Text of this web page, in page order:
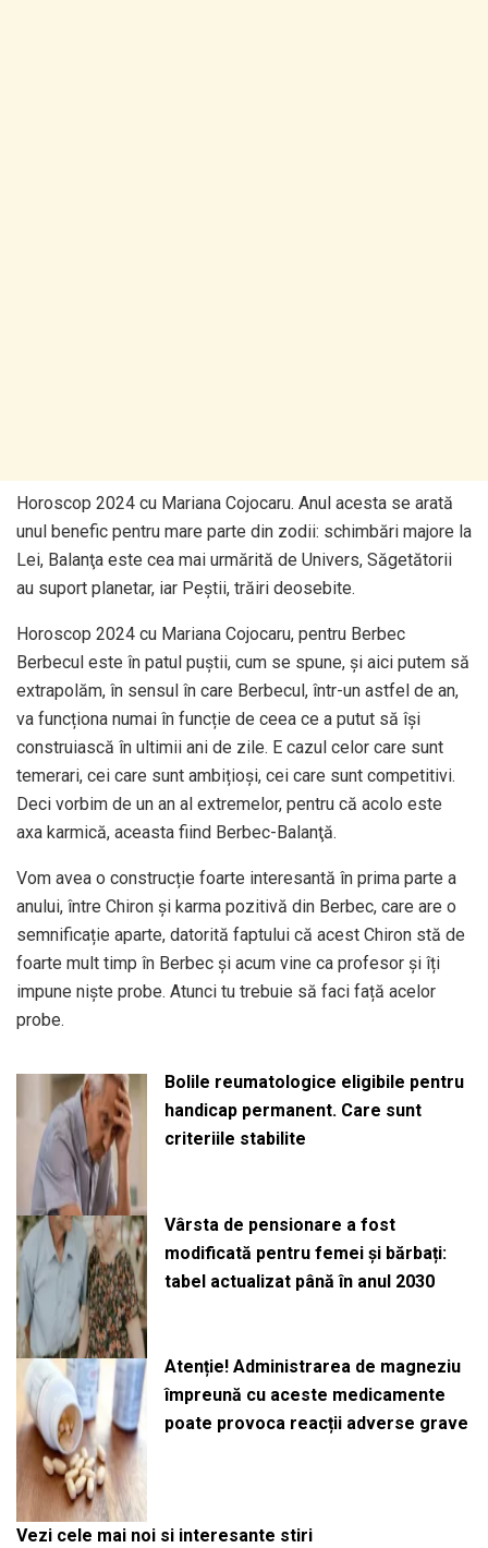
Horoscop 2024 cu Mariana Cojocaru. Anul acesta se arată
unul benefic pentru mare parte din zodii: schimbări majore la
Lei, Balanţa este cea mai urmărită de Univers, Săgetătorii
au suport planetar, iar Peștii, trăiri deosebite.
Horoscop 2024 cu Mariana Cojocaru, pentru Berbec
Berbecul este în patul puștii, cum se spune, şi aici putem să
extrapolăm, în sensul în care Berbecul, într-un astfel de an,
va funcționa numai în funcție de ceea ce a putut să îşi
construiască în ultimii ani de zile. E cazul celor care sunt
temerari, cei care sunt ambițioși, cei care sunt competitivi.
Deci vorbim de un an al extremelor, pentru că acolo este
axa karmică, aceasta fiind Berbec-Balanţă.
Vom avea o construcție foarte interesantă în prima parte a
anului, între Chiron și karma pozitivă din Berbec, care are o
semnificație aparte, datorită faptului că acest Chiron stă de
foarte mult timp în Berbec și acum vine ca profesor şi îți
impune niște probe. Atunci tu trebuie să faci față acelor
probe.
Bolile reumatologice eligibile pentru
handicap permanent. Care sunt
criteriile stabilite
Vârsta de pensionare a fost
modificată pentru femei și bărbați:
tabel actualizat până în anul 2030
Atenție! Administrarea de magneziu
împreună cu aceste medicamente
poate provoca reacții adverse grave
Vezi cele mai noi si interesante stiri